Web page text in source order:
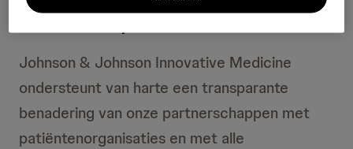
Onze aanpak
Johnson & Johnson Innovative Medicine
ondersteunt van harte een transparante
benadering van onze partnerschappen met
patiëntenorganisaties en met alle